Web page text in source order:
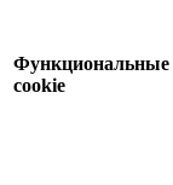
Функциональные
cookie